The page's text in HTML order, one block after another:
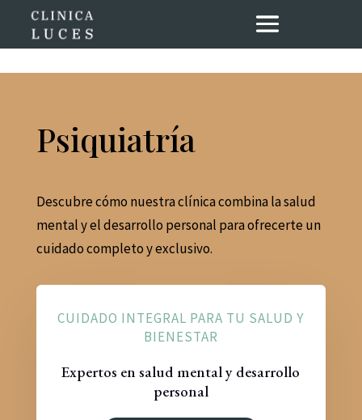
Psiquiatría
Descubre cómo nuestra clínica combina la salud
mental y el desarrollo personal para ofrecerte un
cuidado completo y exclusivo.
CUIDADO INTEGRAL PARA TU SALUD Y
BIENESTAR
Expertos en salud mental y desarrollo
personal